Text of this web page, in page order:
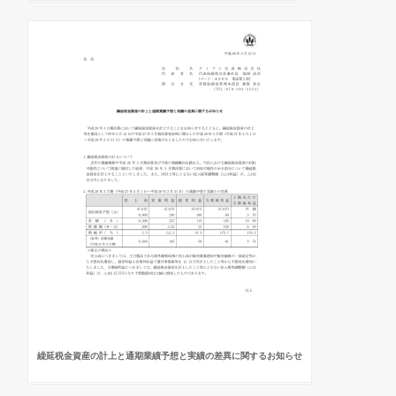
繰延税金資産の計上と通期業績予想と実績の差異に関するお知らせ